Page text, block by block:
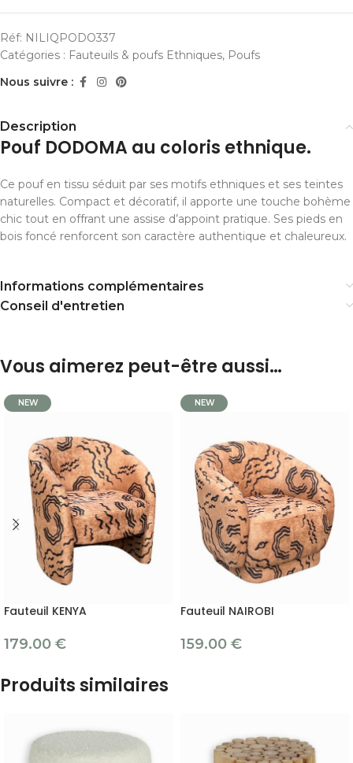
Réf: NILIQPODO337
Catégories : Fauteuils & poufs Ethniques, Poufs
Nous suivre :
Description
Pouf DODOMA au coloris ethnique.
Ce pouf en tissu séduit par ses motifs ethniques et ses teintes
naturelles. Compact et décoratif, il apporte une touche bohème
chic tout en offrant une assise d’appoint pratique. Ses pieds en
bois foncé renforcent son caractère authentique et chaleureux.
Informations complémentaires
Conseil d'entretien
Vous aimerez peut-être aussi…
NEW
Fauteuil KENYA
179.00 €
NEW
Fauteuil NAIROBI
159.00 €
Produits similaires